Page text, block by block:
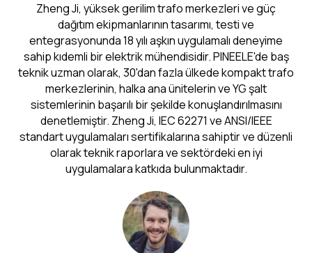
Zheng Ji, yüksek gerilim trafo merkezleri ve güç
dağıtım ekipmanlarının tasarımı, testi ve
entegrasyonunda 18 yılı aşkın uygulamalı deneyime
sahip kıdemli bir elektrik mühendisidir. PINEELE'de baş
teknik uzman olarak, 30'dan fazla ülkede kompakt trafo
merkezlerinin, halka ana ünitelerin ve YG şalt
sistemlerinin başarılı bir şekilde konuşlandırılmasını
denetlemiştir. Zheng Ji, IEC 62271 ve ANSI/IEEE
standart uygulamaları sertifikalarına sahiptir ve düzenli
olarak teknik raporlara ve sektördeki en iyi
uygulamalara katkıda bulunmaktadır.